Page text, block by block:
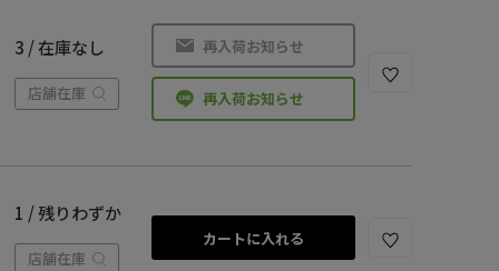
3 / 在庫なし
店舗在庫
再入荷お知らせ
再入荷お知らせ
1 / 残りわずか
店舗在庫
カートに入れる